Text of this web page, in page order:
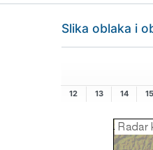
Slika oblaka i
12 13 14 15